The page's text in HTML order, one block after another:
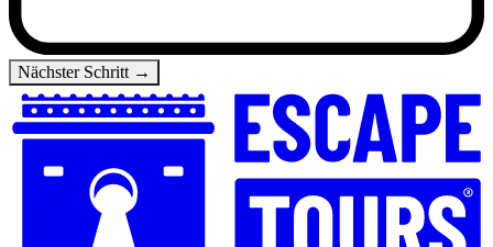
Nächster Schritt →